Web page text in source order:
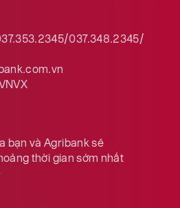
037.348.2345/
bạn và Agribank sẽ
thời gian sớm nhất